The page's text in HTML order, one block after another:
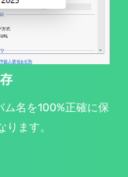
名を100%正確に保
ます。